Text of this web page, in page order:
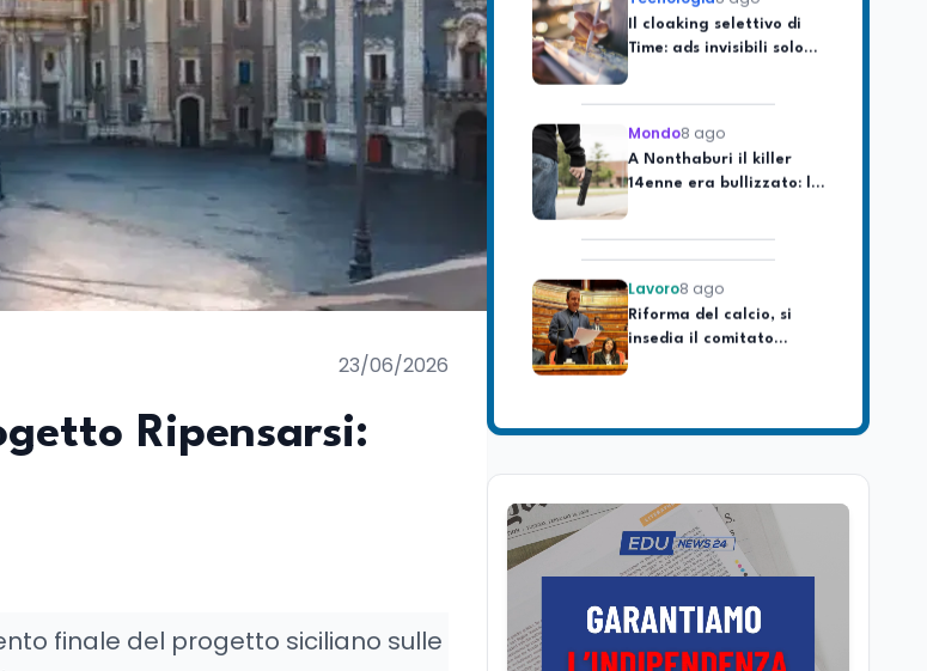
23/06/2026
Ripensarsi:
finale del progetto siciliano sulle
Time: ads invisibili solo
per i chatbot AI
Mondo8 ago
A Nonthaburi il killer
14enne era bullizzato: la
CZ-75 era del nonno
Lavoro8 ago
Riforma del calcio, si
insedia il comitato
ristretto al Senato. La
di Strasburgo in ricordo
dei minatori morti a
Marcinelle nel 1956
Università 8 ago
Università statali, il
Fondo ordinario 2026
la firma della ministra
Bernini sul decreto
Tecnologia8 ago